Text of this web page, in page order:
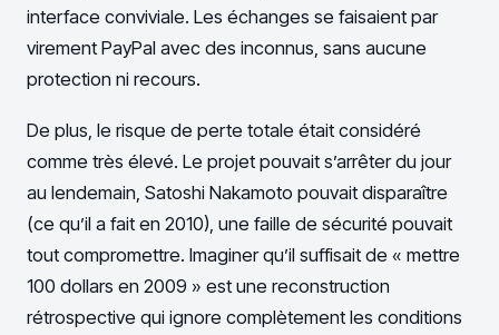
interface conviviale. Les échanges se faisaient par
virement PayPal avec des inconnus, sans aucune
protection ni recours.
De plus, le risque de perte totale était considéré
comme très élevé. Le projet pouvait s’arrêter du jour
au lendemain, Satoshi Nakamoto pouvait disparaître
(ce qu’il a fait en 2010), une faille de sécurité pouvait
tout compromettre. Imaginer qu’il suffisait de « mettre
100 dollars en 2009 » est une reconstruction
rétrospective qui ignore complètement les conditions